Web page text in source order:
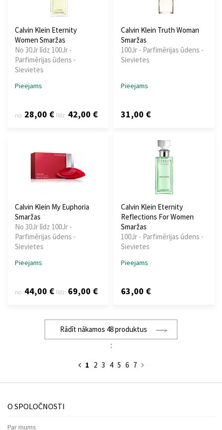
Calvin Klein Eternity
Women Smaržas
No 30Jr līdz 100Jr -
Parfimērijas ūdens -
Sievietes
Pieejams
no 28,00 € līdz 42,00 €
Calvin Klein Truth Woman
Smaržas
100Jr - Parfimērijas ūdens -
Sievietes
Pieejams
31,00 €
Calvin Klein My Euphoria
Smaržas
No 30Jr līdz 100Jr -
Parfimērijas ūdens -
Sievietes
Pieejams
no 44,00 € līdz 69,00 €
Calvin Klein Eternity
Reflections For Women
Smaržas
100Jr - Parfimērijas ūdens -
Sievietes
Pieejams
63,00 €
Rādīt nākamos 48 produktus
:
1 2 3 4 5 6 7
O SPOLOČNOSTI
Par mums